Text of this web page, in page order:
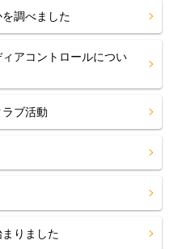
調べました
アコントロールについ
ブ活動
りました